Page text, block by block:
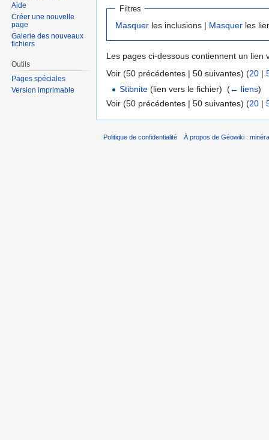
Filtres
Masquer les inclusions | Masquer les
Les pages ci-dessous contiennent un lien
Voir (50 précédentes | 50 suivantes) (20 |
Stibnite (lien vers le fichier) ‎(← liens)
Voir (50 précédentes | 50 suivantes) (20 |
Aide
Créer une nouvelle
page
Galerie des nouveaux
fichiers
Outils
Pages spéciales
Version imprimable
Politique de confidentialité À propos de Géowiki :